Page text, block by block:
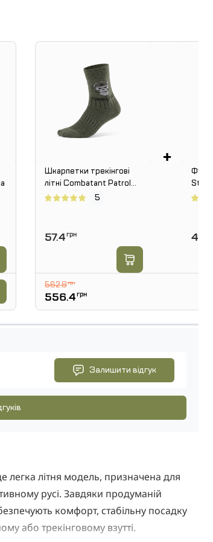
Шкарпетки трекінгові
літні Combatant Patrol
Core Mid Summer. Хакі
5
57.4грн
+
562.8грн
556.4грн
Залишити відгук
легка літня модель, призначена для
русі. Завдяки продуманій
комфорт, стабільну посадку
або трекінговому взутті.